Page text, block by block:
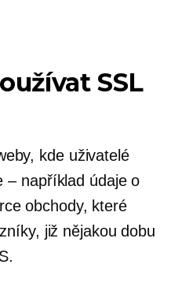
SSL
kde uživatelé
– například údaje o
obchody, které
již nějakou dobu